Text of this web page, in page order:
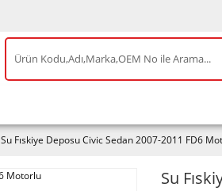
Su Fıskiye Deposu Civic Sedan 2007-2011 FD6
Su